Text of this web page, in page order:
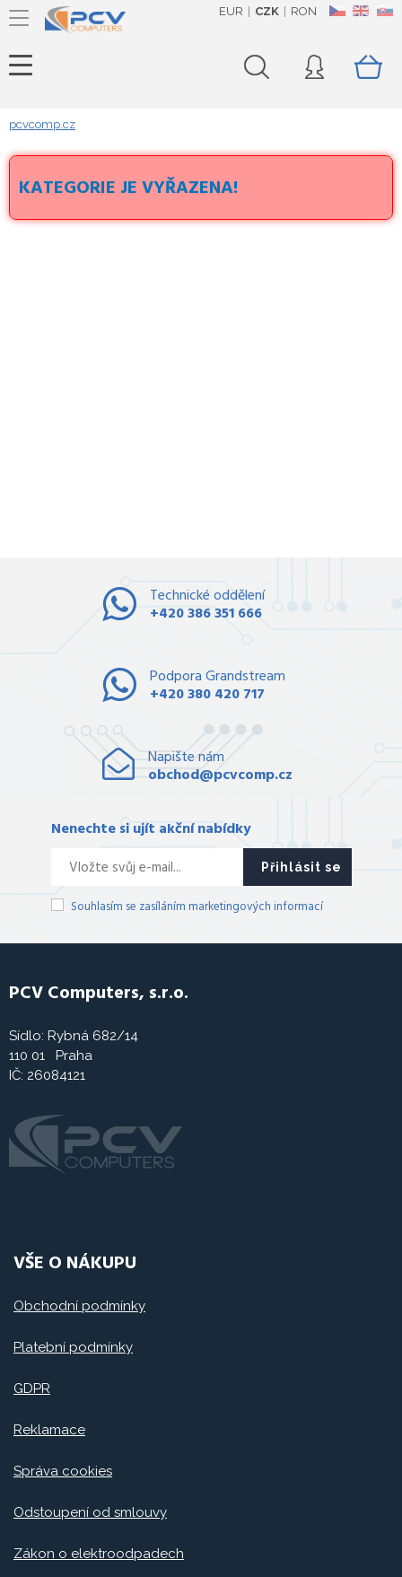
CZ EN SK
EUR CZK RON
pcvcomp.cz
KATEGORIE JE VYŘAZENA!
Technické oddělení
+420 386 351 666
Podpora Grandstream
+420 380 420 717
Napište nám
obchod@pcvcomp.cz
Nenechte si ujít akční nabídky
Přihlásit se
Souhlasím se zasíláním marketingových informací
PCV Computers, s.r.o.
Sídlo: Rybná 682/14
110 01 Praha
IČ: 26084121
VŠE O NÁKUPU
Obchodní podmínky
Platební podmínky
GDPR
Reklamace
Správa cookies
Odstoupení od smlouvy
Zákon o elektroodpadech